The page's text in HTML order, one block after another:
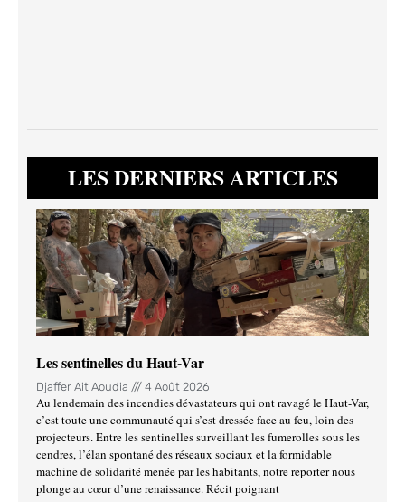
LES DERNIERS ARTICLES
Les sentinelles du Haut-Var
Djaffer Ait Aoudia 4 Août 2026
Au lendemain des incendies dévastateurs qui ont ravagé le Haut-Var,
c’est toute une communauté qui s’est dressée face au feu, loin des
projecteurs. Entre les sentinelles surveillant les fumerolles sous les
cendres, l’élan spontané des réseaux sociaux et la formidable
machine de solidarité menée par les habitants, notre reporter nous
plonge au cœur d’une renaissance. Récit poignant